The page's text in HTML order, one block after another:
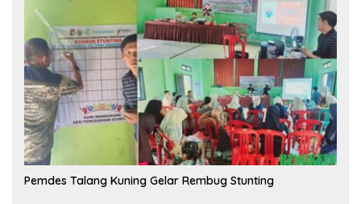
Pemdes Talang Kuning Gelar Rembug Stunting